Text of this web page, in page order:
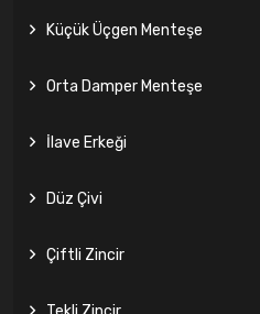
Küçük Üçgen Menteşe
Orta Damper Menteşe
İlave Erkeği
Düz Çivi
Çiftli Zincir